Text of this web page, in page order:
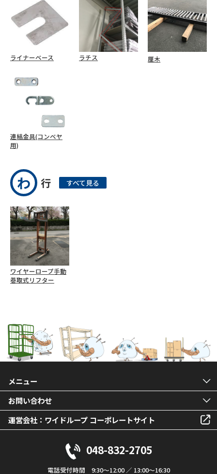
ライナーベース ラチス 厘木
連結金具(コンベヤ
用)
わ 行 すべて見る
ワイヤーロープ手動
巻取式リフター
メニュー
お問い合わせ
運営会社：ワイドループ コーポレートサイト
048-832-2705
電話受付時間 9:30～12:00 ／ 13:00～16:30